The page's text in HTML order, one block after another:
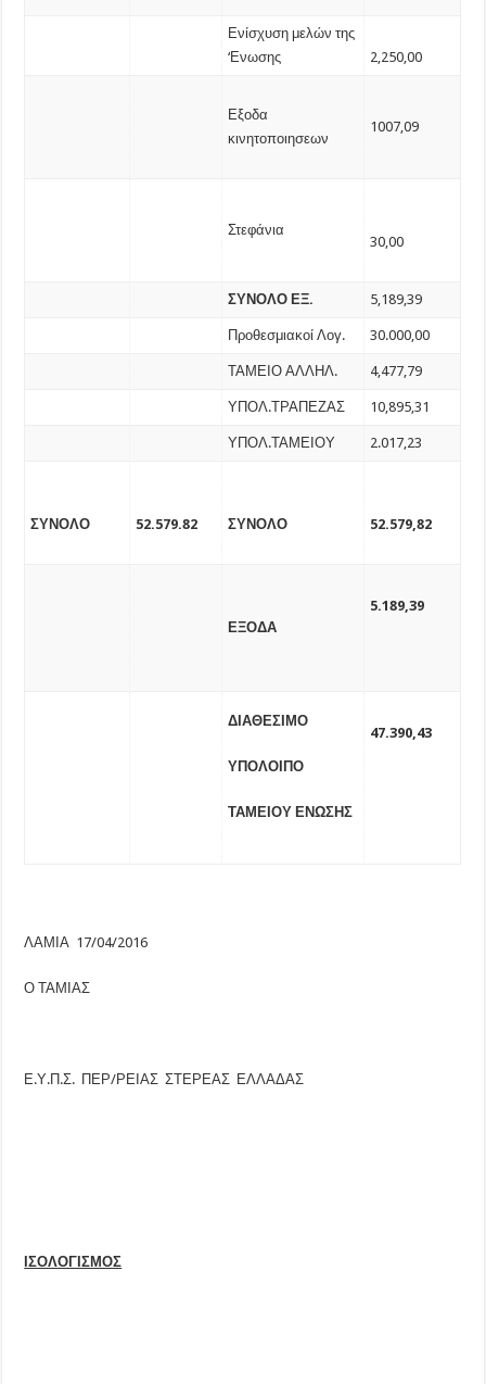
Ενίσχυση μελών της
‘Ενωσης
2,250,00
Εξοδα
κινητοποιησεων
1007,09
Στεφάνια
30,00
ΣΥΝΟΛΟ ΕΞ. 5,189,39
Προθεσμιακοί Λογ. 30.000,00
ΤΑΜΕΙΟ ΑΛΛΗΛ. 4,477,79
ΥΠΟΛ.ΤΡΑΠΕΖΑΣ 10,895,31
ΥΠΟΛ.ΤΑΜΕΙΟΥ 2.017,23
ΣΥΝΟΛΟ 52.579.82 ΣΥΝΟΛΟ 52.579,82
ΕΞΟΔΑ
5.189,39
ΔΙΑΘΕΣΙΜΟ
ΥΠΟΛΟΙΠΟ
ΤΑΜΕΙΟΥ ΕΝΩΣΗΣ
47.390,43
ΛΑΜΙΑ 17/04/2016
Ο ΤΑΜΙΑΣ
Ε.Υ.Π.Σ. ΠΕΡ/ΡΕΙΑΣ ΣΤΕΡΕΑΣ ΕΛΛΑΔΑΣ
ΙΣΟΛΟΓΙΣΜΟΣ